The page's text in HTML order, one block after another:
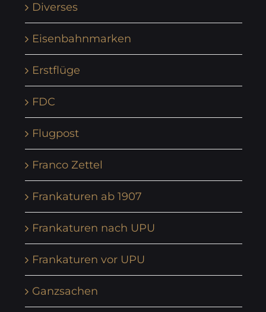
Diverses
Eisenbahnmarken
Erstflüge
FDC
Flugpost
Franco Zettel
Frankaturen ab 1907
Frankaturen nach UPU
Frankaturen vor UPU
Ganzsachen